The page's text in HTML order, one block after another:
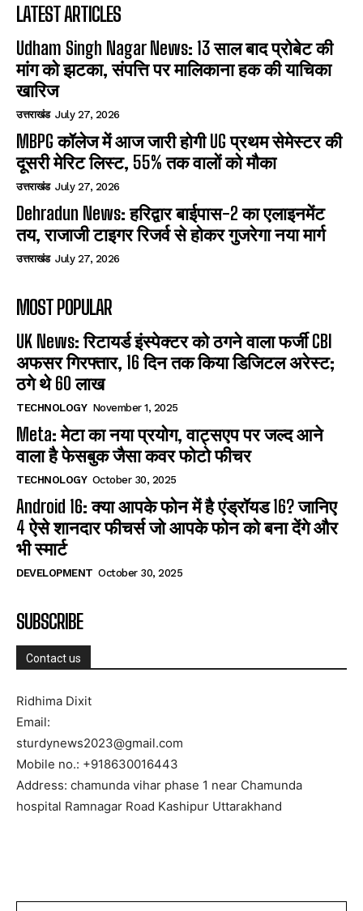
LATEST ARTICLES
Udham Singh Nagar News: 13 साल बाद प्रोबेट की
मांग को झटका, संपत्ति पर मालिकाना हक की याचिका
खारिज
उत्तराखंड July 27, 2026
MBPG कॉलेज में आज जारी होगी UG प्रथम सेमेस्टर की
दूसरी मेरिट लिस्ट, 55% तक वालों को मौका
उत्तराखंड July 27, 2026
Dehradun News: हरिद्वार बाईपास-2 का एलाइनमेंट
तय, राजाजी टाइगर रिजर्व से होकर गुजरेगा नया मार्ग
उत्तराखंड July 27, 2026
MOST POPULAR
UK News: रिटायर्ड इंस्पेक्टर को ठगने वाला फर्जी CBI
अफसर गिरफ्तार, 16 दिन तक किया डिजिटल अरेस्ट;
ठगे थे 60 लाख
TECHNOLOGY November 1, 2025
Meta: मेटा का नया प्रयोग, वाट्सएप पर जल्द आने
वाला है फेसबुक जैसा कवर फोटो फीचर
TECHNOLOGY October 30, 2025
Android 16: क्या आपके फोन में है एंड्रॉयड 16? जानिए
4 ऐसे शानदार फीचर्स जो आपके फोन को बना देंगे और
भी स्मार्ट
DEVELOPMENT October 30, 2025
SUBSCRIBE
Contact us
Ridhima Dixit
Email:
sturdynews2023@gmail.com
Mobile no.: +918630016443
Address: chamunda vihar phase 1 near Chamunda
hospital Ramnagar Road Kashipur Uttarakhand